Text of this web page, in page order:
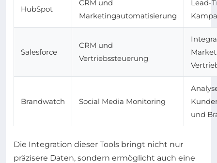
HubSpot
CRM und
Marketingautomatisierung
Lead-
Salesforce
CRM und
Vertriebssteuerung
Brandwatch Social Media Monitoring
und
Die Integration dieser Tools bringt nicht nur
präzisere Daten, sondern ermöglicht auch eine